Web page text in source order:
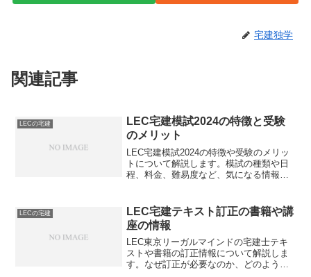
宅建独学
関連記事
LECの宅建
LEC宅建模試2024の特徴と受験
のメリット
LEC宅建模試2024の特徴や受験のメリッ
トについて解説します。模試の種類や日
程、料金、難易度など、気になる情報を
の記事を読んでみませんか？
LECの宅建
LEC宅建テキスト訂正の書籍や講
座の情報
LEC東京リーガルマインドの宅建士テキ
ストや書籍の訂正情報について解説しま
す。なぜ訂正が必要なのか、どのように